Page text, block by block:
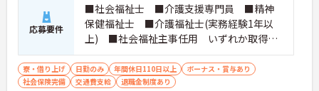
応募要件
■社会福祉士 ■介護支援専門員 ■精神
保健福祉士 ■介護福祉士(実務経験1年以
上) ■社会福祉主事任用 いずれか取得さ
れている方 ■普通自動車免許をお持ちの
方 ※厚生労働大臣が定める科目を3科目以上
履修していることが成績証明書の提示にて
寮・借り上げ 日勤のみ 年間休日110日以上
ボーナス・賞与あり
社会保険完備
交通費支給 退職金制度あり